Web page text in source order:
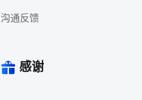
沟通反馈
感谢